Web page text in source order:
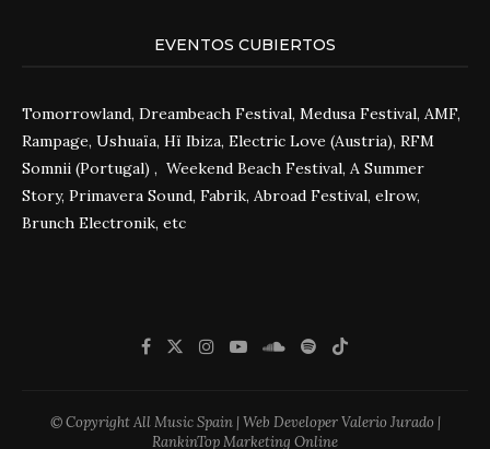
EVENTOS CUBIERTOS
Tomorrowland, Dreambeach Festival, Medusa Festival, AMF,
Rampage, Ushuaïa, Hï Ibiza, Electric Love (Austria), RFM
Somnii (Portugal) , Weekend Beach Festival, A Summer
Story, Primavera Sound, Fabrik, Abroad Festival, elrow,
Brunch Electronik, etc
© Copyright All Music Spain | Web Developer Valerio Jurado |
RankinTop Marketing Online